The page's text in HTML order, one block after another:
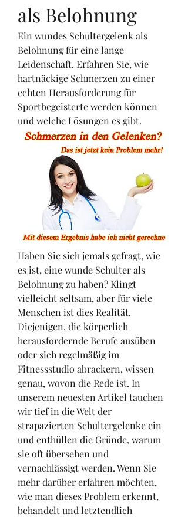
als Belohnung
Ein wundes Schultergelenk als
Belohnung für eine lange
Leidenschaft. Erfahren Sie, wie
hartnäckige Schmerzen zu einer
echten Herausforderung für
Sportbegeisterte werden können
und welche Lösungen es gibt.
Haben Sie sich jemals gefragt, wie
es ist, eine wunde Schulter als
Belohnung zu haben? Klingt
vielleicht seltsam, aber für viele
Menschen ist dies Realität.
Diejenigen, die körperlich
herausfordernde Berufe ausüben
oder sich regelmäßig im
Fitnessstudio abrackern, wissen
genau, wovon die Rede ist. In
unserem neuesten Artikel tauchen
wir tief in die Welt der
strapazierten Schultergelenke ein
und enthüllen die Gründe, warum
sie oft übersehen und
vernachlässigt werden. Wenn Sie
mehr darüber erfahren möchten,
wie man dieses Problem erkennt,
behandelt und letztendlich